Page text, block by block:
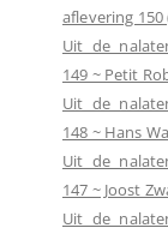
aflevering 150
Uit de
149 ~ Petit
Uit de
148 ~ Hans
Uit de
147 ~ Joost
Uit de